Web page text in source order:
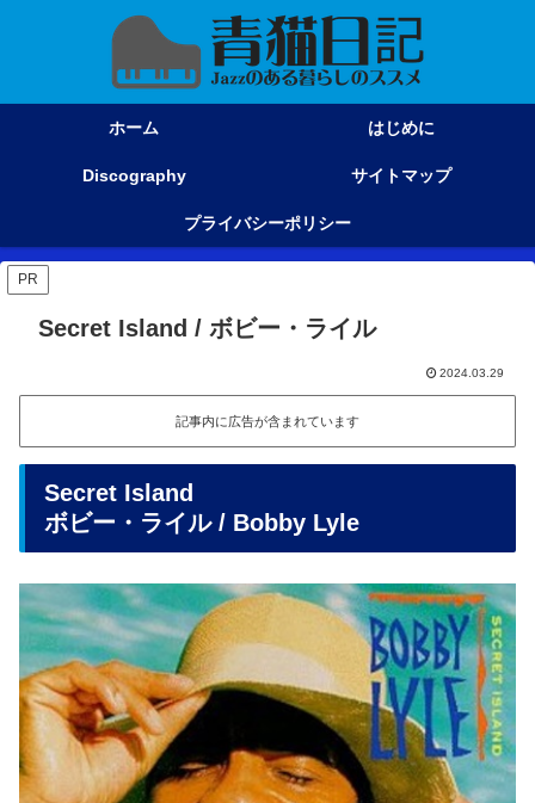
ホーム はじめに
Discography サイトマップ
プライバシーポリシー
PR
Secret Island / ボビー・ライル
2024.03.29
記事内に広告が含まれています
Secret Island
ボビー・ライル / Bobby Lyle